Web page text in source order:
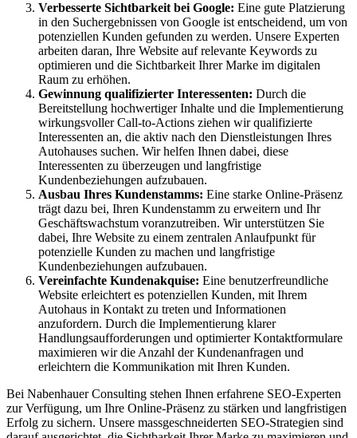
Verbesserte Sichtbarkeit bei Google: Eine gute Platzierung
in den Suchergebnissen von Google ist entscheidend, um von
potenziellen Kunden gefunden zu werden. Unsere Experten
arbeiten daran, Ihre Website auf relevante Keywords zu
optimieren und die Sichtbarkeit Ihrer Marke im digitalen
Raum zu erhöhen.
Gewinnung qualifizierter Interessenten: Durch die
Bereitstellung hochwertiger Inhalte und die Implementierung
wirkungsvoller Call-to-Actions ziehen wir qualifizierte
Interessenten an, die aktiv nach den Dienstleistungen Ihres
Autohauses suchen. Wir helfen Ihnen dabei, diese
Interessenten zu überzeugen und langfristige
Kundenbeziehungen aufzubauen.
Ausbau Ihres Kundenstamms: Eine starke Online-Präsenz
trägt dazu bei, Ihren Kundenstamm zu erweitern und Ihr
Geschäftswachstum voranzutreiben. Wir unterstützen Sie
dabei, Ihre Website zu einem zentralen Anlaufpunkt für
potenzielle Kunden zu machen und langfristige
Kundenbeziehungen aufzubauen.
Vereinfachte Kundenakquise: Eine benutzerfreundliche
Website erleichtert es potenziellen Kunden, mit Ihrem
Autohaus in Kontakt zu treten und Informationen
anzufordern. Durch die Implementierung klarer
Handlungsaufforderungen und optimierter Kontaktformulare
maximieren wir die Anzahl der Kundenanfragen und
erleichtern die Kommunikation mit Ihren Kunden.
Bei Nabenhauer Consulting stehen Ihnen erfahrene SEO-Experten
zur Verfügung, um Ihre Online-Präsenz zu stärken und langfristigen
Erfolg zu sichern. Unsere massgeschneiderten SEO-Strategien sind